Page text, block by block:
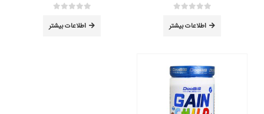
اطلاعات بیشتر اطلاعات بیشتر